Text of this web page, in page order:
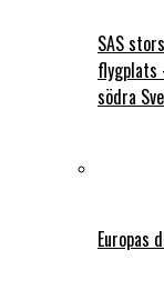
SAS
flygplats
södra
Europas